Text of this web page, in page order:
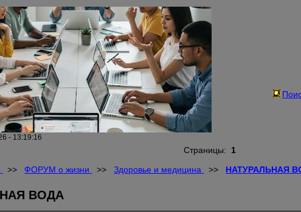
- 13:19:16
Страницы: 1
>> ФОРУМ о жизни >>Здоровье и медицина >> НАТУРАЛЬНАЯ
ВОДА